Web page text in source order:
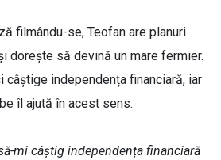
filmându-se, Teofan are planuri
dorește să devină un mare fermier.
câștige independența financiară, iar
îl ajută în acest sens.
mi câștig independența financiară